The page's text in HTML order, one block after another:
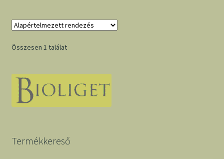
Összesen 1 találat
Termékkereső